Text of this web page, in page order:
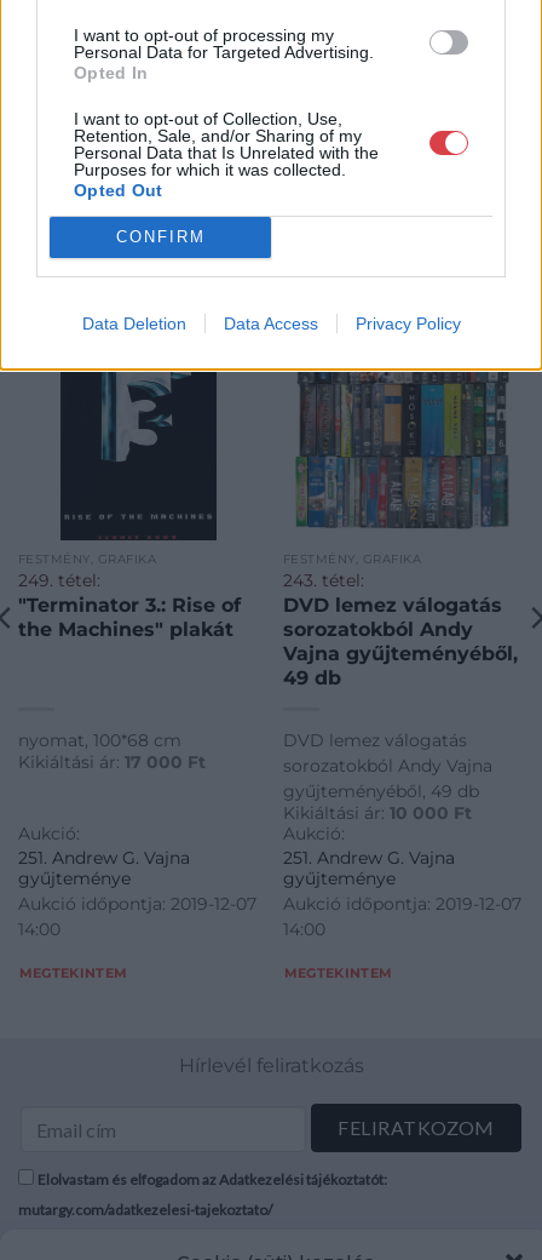
I want to opt-out of processing my
Personal Data for Targeted Advertising.
Opted In
I want to opt-out of Collection, Use,
Retention, Sale, and/or Sharing of my
Personal Data that Is Unrelated with the
Purposes for which it was collected.
Opted Out
CONFIRM
Data Deletion Data Access Privacy Policy
GALÉRIA TOVÁBBI MŰTÁRGYAI
KAPCSOLÓDÓ MŰTÁRGYAK
FESTMÉNY, GRAFIKA
249. tétel:
"Terminator 3.: Rise of
the Machines" plakát
nyomat, 100*68 cm
Kikiáltási ár: 17 000 Ft
Aukció:
251. Andrew G. Vajna
gyűjteménye
Aukció időpontja: 2019-12-07
14:00
MEGTEKINTEM
FESTMÉNY, GRAFIKA
243. tétel:
DVD lemez válogatás
sorozatokból Andy
Vajna gyűjteményéből,
49 db
DVD lemez válogatás
sorozatokból Andy Vajna
gyűjteményéből, 49 db
Kikiáltási ár: 10 000 Ft
Aukció:
251. Andrew G. Vajna
gyűjteménye
Aukció időpontja: 2019-12-07
14:00
MEGTEKINTEM
Hírlevél feliratkozás
Elolvastam és elfogadom az Adatkezelési tájékoztatót:
mutargy.com/adatkezelesi-tajekoztato/